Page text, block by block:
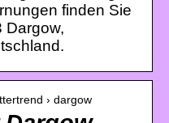
finden Sie
Dargow,
› dargow